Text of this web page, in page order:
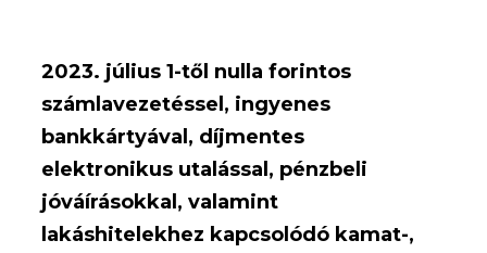
2023. július 1-től nulla forintos
számlavezetéssel, ingyenes
bankkártyával, díjmentes
elektronikus utalással, pénzbeli
jóváírásokkal, valamint
lakáshitelekhez kapcsolódó kamat-,